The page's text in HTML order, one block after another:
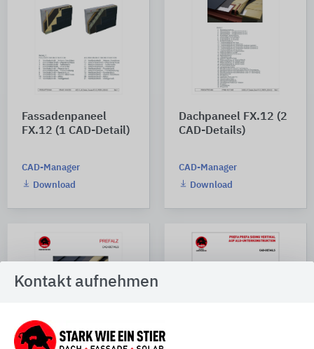
Fassadenpaneel
FX.12 (1 CAD-Detail)
CAD-Manager
Download
Dachpaneel FX.12 (2
CAD-Details)
CAD-Manager
Download
Kontakt aufnehmen